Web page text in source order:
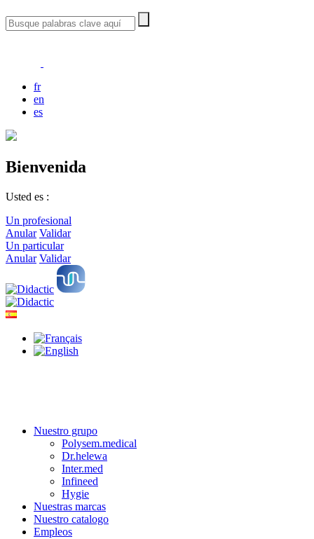
fr
en
es
Bienvenida
Usted es :
Un profesional
Anular Validar
Un particular
Anular Validar
Nuestro grupo
Polysem.medical
Dr.helewa
Inter.med
Infineed
Hygie
Nuestras marcas
Nuestro catalogo
Empleos